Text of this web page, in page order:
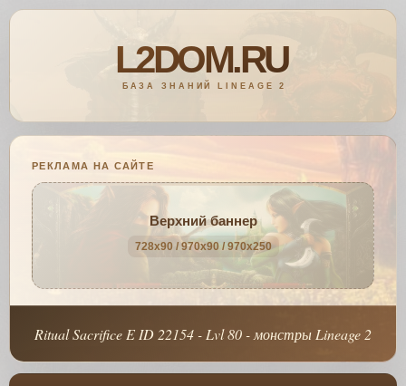
РЕКЛАМА НА САЙТЕ
Верхний баннер
728x90 / 970x90 / 970x250
Ritual Sacrifice E ID 22154 - Lvl 80 - монстры Lineage 2